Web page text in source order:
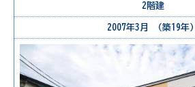
2階建
2007年3月 （築19年）